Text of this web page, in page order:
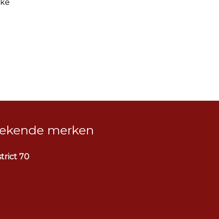
merken
70